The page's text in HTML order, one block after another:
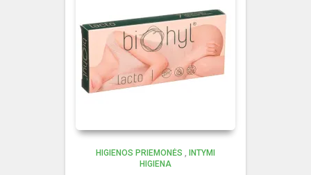
HIGIENOS PRIEMONĖS
INTYMI
HIGIENA